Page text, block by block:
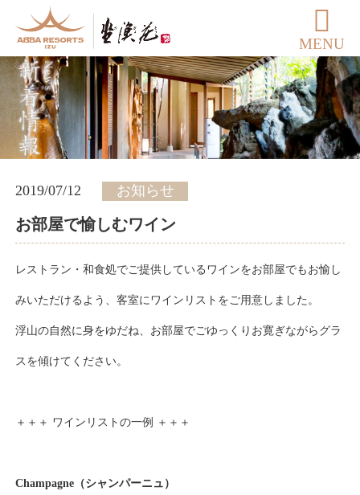
MENU
2019/07/12 お知らせ
お部屋で愉しむワイン
レストラン・和食処でご提供しているワインをお部屋でもお愉し
みいただけるよう、客室にワインリストをご用意しました。
浮山の自然に身をゆだね、お部屋でごゆっくりお寛ぎながらグラ
スを傾けてください。
＋＋＋ ワインリストの一例 ＋＋＋
Champagne（シャンパーニュ）